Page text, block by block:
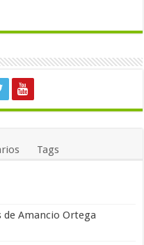
Tags
de Amancio Ortega